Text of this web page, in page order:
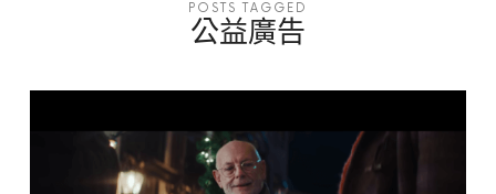
POSTS TAGGED
公益廣告